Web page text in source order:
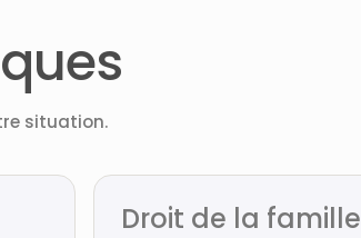
situation.
Droit de la famille